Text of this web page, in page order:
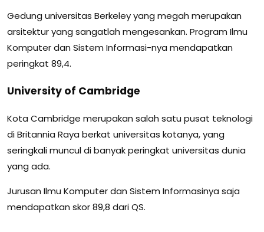
Gedung universitas Berkeley yang megah merupakan
arsitektur yang sangatlah mengesankan. Program Ilmu
Komputer dan Sistem Informasi-nya mendapatkan
peringkat 89,4.
University of Cambridge
Kota Cambridge merupakan salah satu pusat teknologi
di Britannia Raya berkat universitas kotanya, yang
seringkali muncul di banyak peringkat universitas dunia
yang ada.
Jurusan Ilmu Komputer dan Sistem Informasinya saja
mendapatkan skor 89,8 dari QS.